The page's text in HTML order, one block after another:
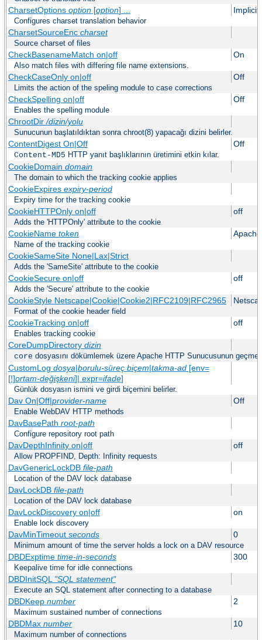
CharsetOptions option[option] ...
Configures charset translation behavior
CharsetSourceEnc charset
Source charset of files
CheckBasenameMatch on|off On
Also match files with differing file name extensions.
CheckCaseOnly on|off Off
Limits the action of the speling module to case corrections
CheckSpelling on|off Off
Enables the spelling module
ChrootDir/dizin/yolu
Sunucunun başlatıldıktan sonra chroot(8) yapacağı dizini belirler.
ContentDigest On|Off Off
Content-MD5 HTTP yanıt başlıklarının üretimini etkin kılar.
CookieDomain domain
The domain to which the tracking cookie applies
CookieExpires expiry-period
Expiry time for the tracking cookie
CookieHTTPOnly on|off off
Adds the 'HTTPOnly' attribute to the cookie
CookieName token Apache
Name of the tracking cookie
CookieSameSite None|Lax|Strict
Adds the 'SameSite' attribute to the cookie
CookieSecure on|off off
Adds the 'Secure' attribute to the cookie
CookieStyle Netscape|Cookie|Cookie2|RFC2109|RFC2965
Format of the cookie header field
CookieTracking on|off off
Enables tracking cookie
CoreDumpDirectory dizin
core dosyasını dökümlemek üzere Apache HTTP Sunucusunun
CustomLog dosya|borulu-süreç biçem|takma-ad[env=
[!]ortam-değişkeni]| expr=ifade]
Günlük dosyasın ismini ve girdi biçemini belirler.
Dav On|Off|provider-name Off
Enable WebDAV HTTP methods
DavBasePath root-path
Configure repository root path
DavDepthInfinity on|off off
Allow PROPFIND, Depth: Infinity requests
DavGenericLockDB file-path
Location of the DAV lock database
DavLockDB file-path
Location of the DAV lock database
DavLockDiscovery on|off on
Enable lock discovery
DavMinTimeout seconds 0
Minimum amount of time the server holds a lock on a DAV resource
DBDExptime time-in-seconds 300
Keepalive time for idle connections
DBDInitSQL "SQL statement"
Execute an SQL statement after connecting to a database
DBDKeep number 2
Maximum sustained number of connections
DBDMax number 10
Maximum number of connections